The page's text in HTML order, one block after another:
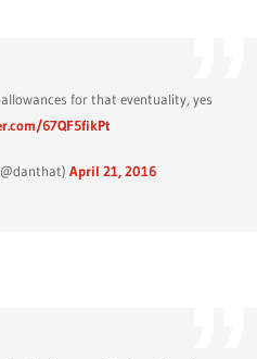
allowances for that eventuality, yes
67QF5fikPt
April 21, 2016